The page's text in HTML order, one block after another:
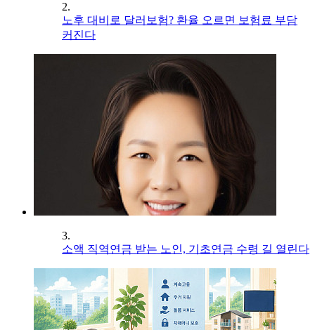
2.
노후 대비로 달러보험? 환율 오르면 보험료 부담
커진다
3.
소액 직역연금 받는 노인, 기초연금 수령 길 열린다